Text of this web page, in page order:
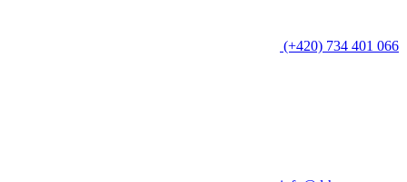
(+420) 734 401 066